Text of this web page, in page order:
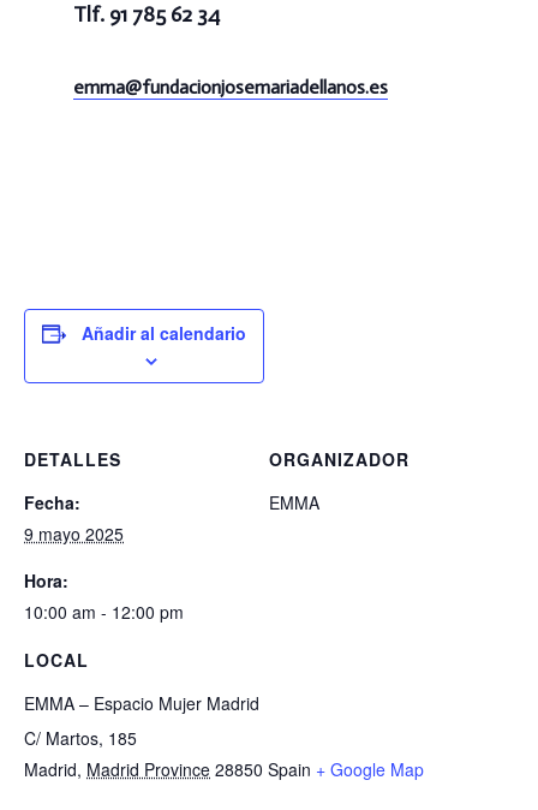
Tlf. 91 785 62 34
emma@fundacionjosemariadellanos.es
Añadir al calendario
DETALLES
Fecha:
9 mayo 2025
Hora:
10:00 am - 12:00 pm
LOCAL
EMMA – Espacio Mujer Madrid
C/ Martos, 185
Madrid, Madrid Province 28850 Spain + Google Map
ORGANIZADOR
EMMA